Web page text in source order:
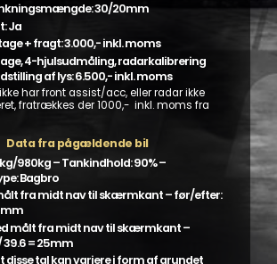
30/20mm
Ja
+ fragt: 3.000,- inkl. moms
4-hjulsudmåling, radarkalibrering
af lys: 6.500,- inkl. moms
har front assist/acc, eller radar ikke
fratrækkes der 1000,- inkl. moms fra
Data fra pågældende bil
980kg – Tankindhold: 90% –
Bagbro
fra midt nav til skærmkant – før/efter:
målt fra midt nav til skærmkant –
39.6 = 25mm
disse tal kan variere i form af grundet